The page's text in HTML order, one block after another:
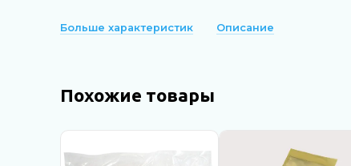
Больше характеристик Описание
Похожие товары